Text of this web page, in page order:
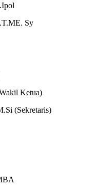
Sy
Ketua)
(Sekretaris)